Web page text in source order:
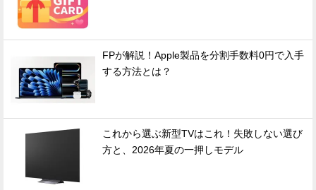
FPが解説！Apple製品を分割手数料0円で入手
する方法とは？
これから選ぶ新型TVはこれ！失敗しない選び
方と、2026年夏の一押しモデル